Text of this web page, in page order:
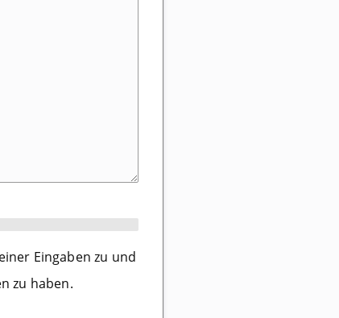
Eingaben zu und
zu haben.